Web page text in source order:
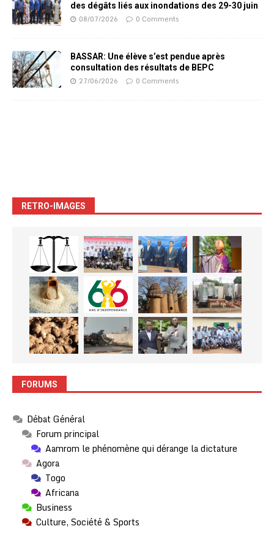
des dégâts liés aux inondations des 29-30 juin
08/07/2026 0 Comments
BASSAR: Une élève s’est pendue après
consultation des résultats de BEPC
27/06/2026 0 Comments
RETRO-IMAGES
FORUMS
Débat Général
Forum principal
Aamrom le phénomène qui dérange la dictature
Agora
Togo
Africana
Business
Culture, Société & Sports